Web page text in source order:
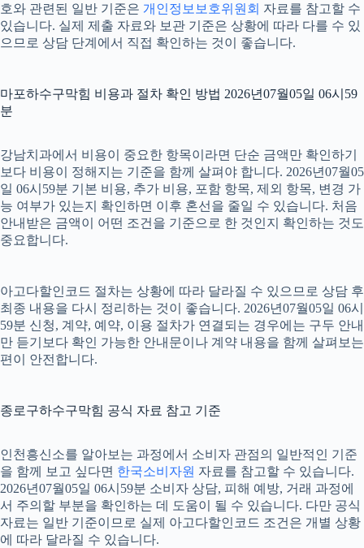
호와 관련된 일반 기준은 개인정보보호위원회 자료를 참고할 수
있습니다. 실제 제출 자료와 보관 기준은 상황에 따라 다를 수 있
으므로 상담 단계에서 직접 확인하는 것이 좋습니다.
마포하수구막힘 비용과 절차 확인 방법 2026년07월05일 06시59
분
강남치과에서 비용이 중요한 항목이라면 단순 금액만 확인하기
보다 비용이 정해지는 기준을 함께 살펴야 합니다. 2026년07월05
일 06시59분 기본 비용, 추가 비용, 포함 항목, 제외 항목, 변경 가
능 여부가 있는지 확인하면 이후 혼선을 줄일 수 있습니다. 처음
안내받은 금액이 어떤 조건을 기준으로 한 것인지 확인하는 것도
중요합니다.
아고다할인코드 절차는 상황에 따라 달라질 수 있으므로 상담 후
최종 내용을 다시 정리하는 것이 좋습니다. 2026년07월05일 06시
59분 신청, 계약, 예약, 이용 절차가 연결되는 경우에는 구두 안내
만 듣기보다 확인 가능한 안내문이나 계약 내용을 함께 살펴보는
편이 안전합니다.
종로구하수구막힘 공식 자료 참고 기준
인천흥신소를 알아보는 과정에서 소비자 관점의 일반적인 기준
을 함께 보고 싶다면 한국소비자원 자료를 참고할 수 있습니다.
2026년07월05일 06시59분 소비자 상담, 피해 예방, 거래 과정에
서 주의할 부분을 확인하는 데 도움이 될 수 있습니다. 다만 공식
자료는 일반 기준이므로 실제 아고다할인코드 조건은 개별 상황
에 따라 달라질 수 있습니다.